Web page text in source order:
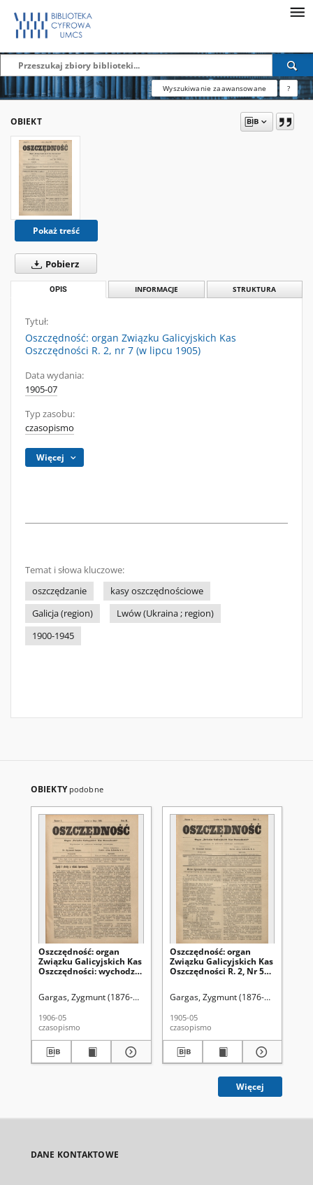
Wyszukiwanie zaawansowane ?
OBIEKT
Pokaż treść
Pobierz
OPIS INFORMACJE STRUKTURA
Tytuł:
Oszczędność: organ Związku Galicyjskich Kas
Oszczędności R. 2, nr 7 (w lipcu 1905)
Data wydania:
1905-07
Typ zasobu:
czasopismo
Więcej
Temat i słowa kluczowe:
oszczędzanie
kasy oszczędnościowe
Galicja (region)
Lwów (Ukraina ; region)
1900-1945
OBIEKTY podobne
Oszczędność: organ
Związku Galicyjskich Kas
Oszczędności: wychodzi
maju 1906)
Gargas, Zygmunt (1876-1948). Redaktor
1906-05
czasopismo
Oszczędność: organ
Związku Galicyjskich Kas
Oszczędności R. 2, Nr 5
Gargas, Zygmunt (1876-1948).
1905-05
czasopismo
Więcej
DANE KONTAKTOWE